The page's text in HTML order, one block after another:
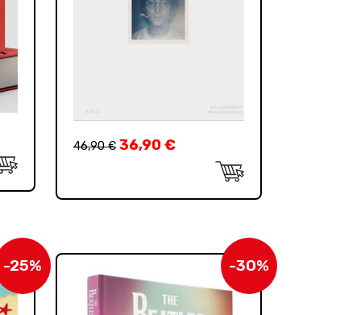
46,90€ 36,90€
-25% -30%